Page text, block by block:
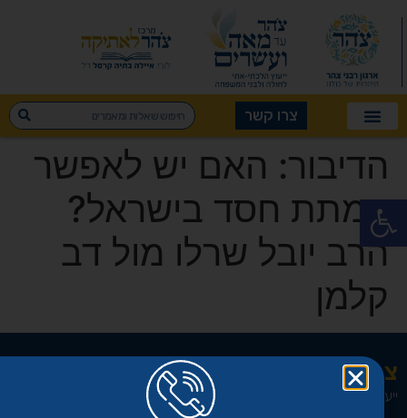
פתח סרגל נגישות
צרו קשר
הדיבור: האם יש לאפשר
המתת חסד בישראל?
הרב יובל שרלו מול דב
קלמן
צהר עד מאה ועשרים
ייעוץ הלכתי-אתי לחולה ובני המשפחה